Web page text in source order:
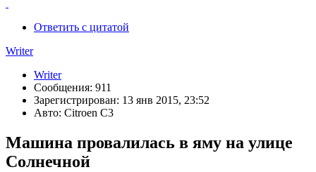
Ответить с цитатой
Writer
Writer
Сообщения: 911
Зарегистрирован: 13 янв 2015, 23:52
Авто: Citroen C3
Машина провалилась в яму на улице
Солнечной